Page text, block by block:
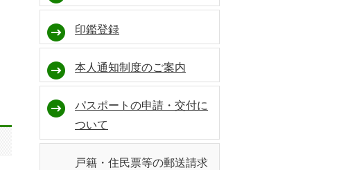
印鑑登録
本人通知制度のご案内
パスポートの申請・交付に
ついて
戸籍・住民票等の郵送請求